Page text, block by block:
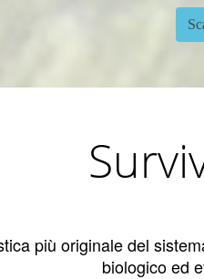
più originale del
biologico ed